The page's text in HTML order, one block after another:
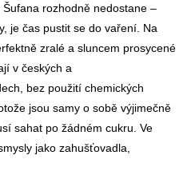
rozhodně nedostane –
je čas pustit se do vaření. Na
zralé a sluncem prosycené
v českých a
bez použití chemických
jsou samy o sobě výjimečně
sahat po žádném cukru. Ve
jako zahušťovadla,